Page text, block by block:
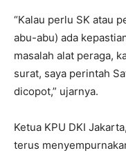
“Kalau perlu SK atau
abu-abu) ada
masalah alat peraga,
surat, saya perintah
dicopot,” ujarnya.
Ketua KPU DKI
terus